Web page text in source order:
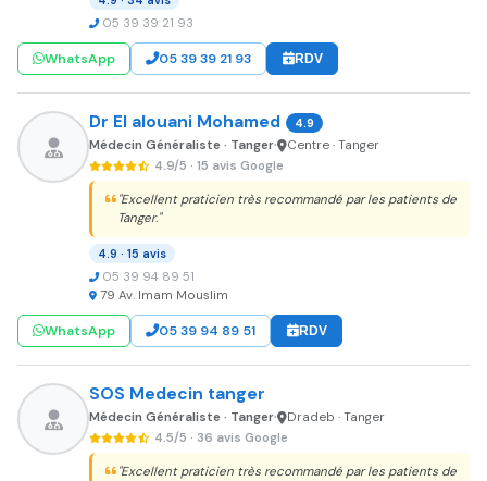
05 39 39 21 93
WhatsApp 05 39 39 21 93 RDV
Dr El alouani Mohamed 4.9
Médecin Généraliste · Tanger•
Centre · Tanger
4.9/5 · 15 avis Google
"Excellent praticien très recommandé par les patients de
Tanger."
4.9 · 15 avis
05 39 94 89 51
79 Av. Imam Mouslim
WhatsApp 05 39 94 89 51 RDV
SOS Medecin tanger
Médecin Généraliste · Tanger•
Dradeb · Tanger
4.5/5 · 36 avis Google
"Excellent praticien très recommandé par les patients de